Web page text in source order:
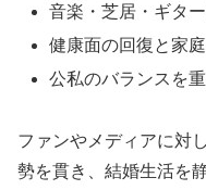
音楽・芝居・ギタ
健康面の回復と家
公私のバランスを
ファンやメディアに対
勢を貫き、結婚生活を